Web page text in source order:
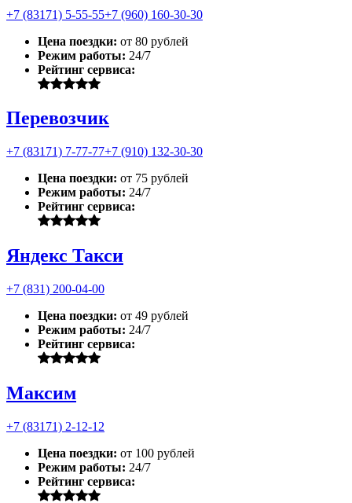
+7 (83171) 5-55-55+7 (960) 160-30-30
Цена поездки: от 80 рублей
Режим работы: 24/7
Рейтинг сервиса:
Перевозчик
+7 (83171) 7-77-77+7 (910) 132-30-30
Цена поездки: от 75 рублей
Режим работы: 24/7
Рейтинг сервиса:
Яндекс Такси
+7 (831) 200-04-00
Цена поездки: от 49 рублей
Режим работы: 24/7
Рейтинг сервиса:
Максим
+7 (83171) 2-12-12
Цена поездки: от 100 рублей
Режим работы: 24/7
Рейтинг сервиса: